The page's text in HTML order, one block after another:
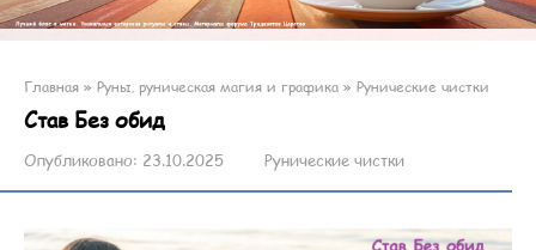
Главная » Руны, руническая магия и графика » Рунические чистки
Став Без обид
Опубликовано: 23.10.2025 Рунические чистки